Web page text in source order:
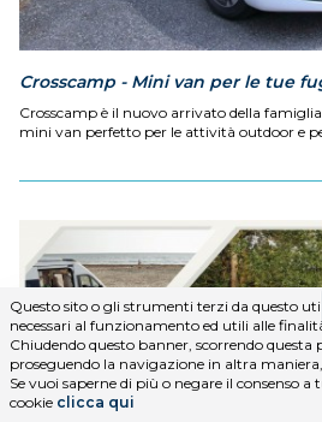
Crosscamp - Mini van per le tue
Crosscamp è il nuovo arrivato della
mini van perfetto per le attività outdoor e
Questo sito o gli strumenti terzi da questo
necessari al funzionamento ed utili alle
Chiudendo questo banner, scorrendo questa
proseguendo la navigazione in altra
Se vuoi saperne di più o negare il consenso
cookie clicca qui